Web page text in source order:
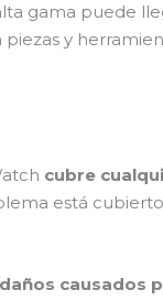
gama puede
y
cubre
está
causados